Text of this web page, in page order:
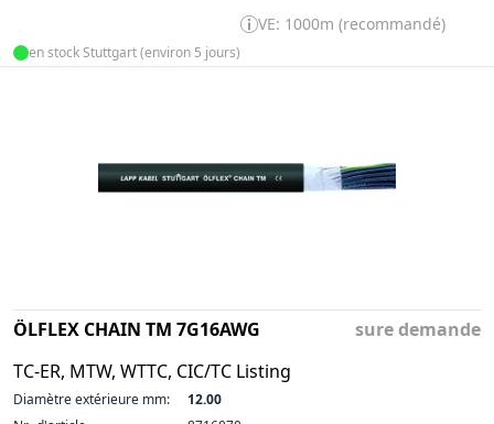
VE: 1000m (recommandé)
en stock Stuttgart (environ 5 jours)
ÖLFLEX CHAIN TM 7G16AWG
TC-ER, MTW, WTTC, CIC/TC Listing
sure demande
Diamètre extérieure mm:
12.00